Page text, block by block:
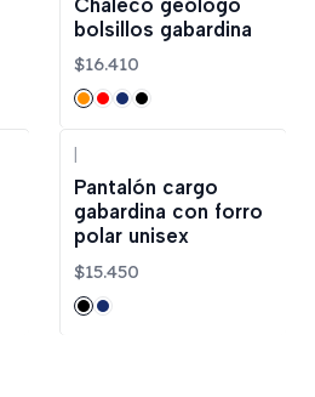
bolsillos gabardina
$16.410
Pantalón cargo
gabardina con forro
polar unisex
$15.450